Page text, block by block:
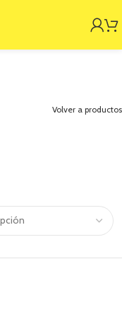
Volver a productos